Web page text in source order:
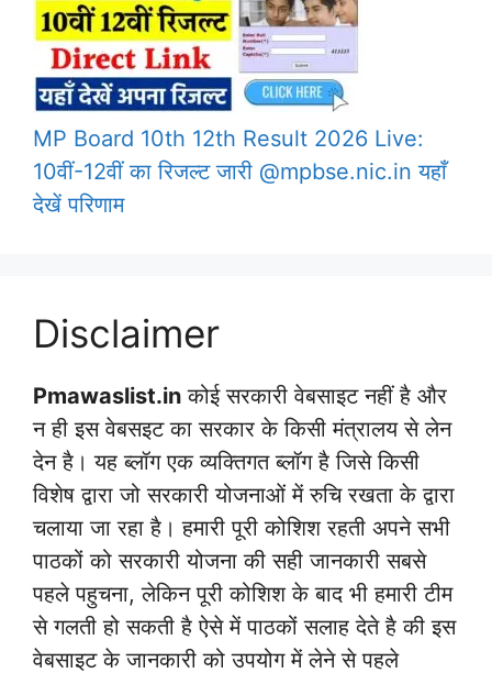
MP Board 10th 12th Result 2026 Live:
10वीं-12वीं का रिजल्ट जारी @mpbse.nic.in यहाँ
देखें परिणाम
Disclaimer
Pmawaslist.in कोई सरकारी वेबसाइट नहीं है और
न ही इस वेबसइट का सरकार के किसी मंत्रालय से लेन
देन है। यह ब्लॉग एक व्यक्तिगत ब्लॉग है जिसे किसी
विशेष द्वारा जो सरकारी योजनाओं में रुचि रखता के द्वारा
चलाया जा रहा है। हमारी पूरी कोशिश रहती अपने सभी
पाठकों को सरकारी योजना की सही जानकारी सबसे
पहले पहुचना, लेकिन पूरी कोशिश के बाद भी हमारी टीम
से गलती हो सकती है ऐसे में पाठकों सलाह देते है की इस
वेबसाइट के जानकारी को उपयोग में लेने से पहले